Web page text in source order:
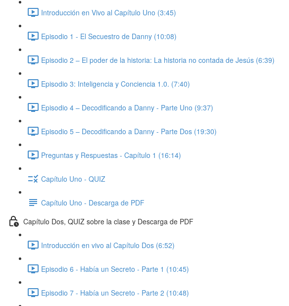
Introducción en Vivo al Capítulo Uno (3:45)
Episodio 1 - El Secuestro de Danny (10:08)
Episodio 2 – El poder de la historia: La historia no contada de Jesús (6:39)
Episodio 3: Inteligencia y Conciencia 1.0. (7:40)
Episodio 4 – Decodificando a Danny - Parte Uno (9:37)
Episodio 5 – Decodificando a Danny - Parte Dos (19:30)
Preguntas y Respuestas - Capítulo 1 (16:14)
Capítulo Uno - QUIZ
Capítulo Uno - Descarga de PDF
Capítulo Dos, QUIZ sobre la clase y Descarga de PDF
Introducción en vivo al Capítulo Dos (6:52)
Episodio 6 - Había un Secreto - Parte 1 (10:45)
Episodio 7 - Había un Secreto - Parte 2 (10:48)